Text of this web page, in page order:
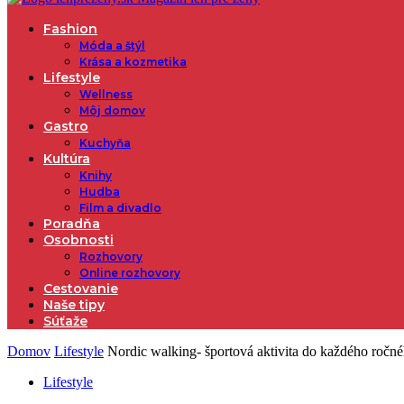
Fashion
Móda a štýl
Krása a kozmetika
Lifestyle
Wellness
Môj domov
Gastro
Kuchyňa
Kultúra
Knihy
Hudba
Film a divadlo
Poradňa
Osobnosti
Rozhovory
Online rozhovory
Cestovanie
Naše tipy
Súťaže
Domov Lifestyle Nordic walking- športová aktivita do každého
Lifestyle